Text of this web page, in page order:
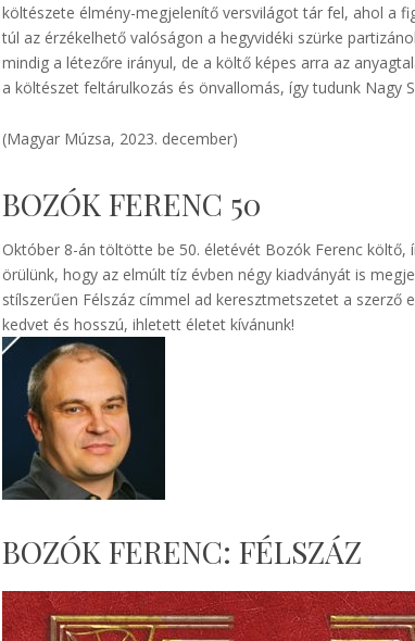
költészete élmény-megjelenítő versvilágot tár fel, ahol a
túl az érzékelhető valóságon a hegyvidéki szürke
mindig a létezőre irányul, de a költő képes arra az
a költészet feltárulkozás és önvallomás, így tudunk Nagy
(Magyar Múzsa, 2023. december)
BOZÓK FERENC 50
Október 8-án töltötte be 50. életévét Bozók Ferenc költő,
örülünk, hogy az elmúlt tíz évben négy kiadványát is
stílszerűen Félszáz címmel ad keresztmetszetet a szerző
kedvet és hosszú, ihletett életet kívánunk!
BOZÓK FERENC: FÉLSZÁZ